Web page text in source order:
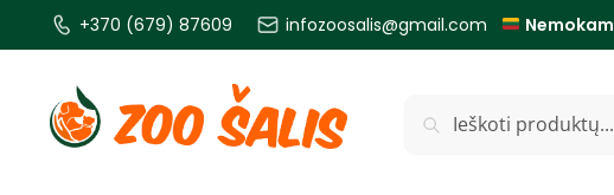
+370 (679) 87609 infozoosalis@gmail.com